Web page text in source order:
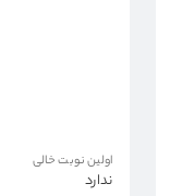
اولین نوبت خالی
ندارد